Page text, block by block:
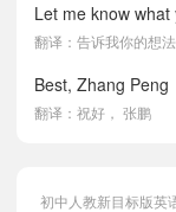
Let me know what
翻译：告诉我你的想法
Best, Zhang Peng
翻译：祝好， 张鹏
初中人教新目标版英